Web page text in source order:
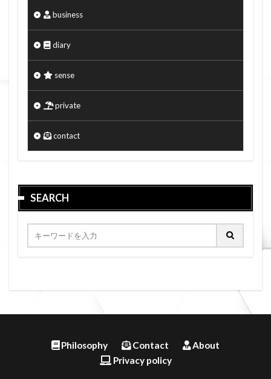
business
diary
sense
private
contact
SEARCH
Philosophy Contact
About
Privacy policy